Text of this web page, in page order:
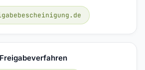
Freigabeverfahren